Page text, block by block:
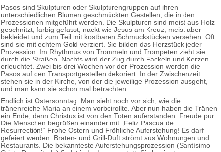
Pasos sind Skulpturen oder Skulpturengruppen auf ihren
unterschiedlichen Blumen geschmückten Gestellen, die in den
Prozessionen mitgeführt werden. Die Skulpturen sind meist aus Holz
geschnitzt, farbig gefasst, nackt wie Jesus am Kreuz, meist aber
bekleidet und zum Teil mit kostbaren Schmuckstücken versehen. Oft
sind sie mit echtem Gold verziert. Sie bilden das Herzstück jeder
Prozession. Im Rhythmus von Trommeln und Trompeten zieht sie
durch die Straßen. Nachts wird der Zug durch Fackeln und Kerzen
erleuchtet. Zwei bis drei Wochen vor der Prozession werden die
Pasos auf den Transportgestellen dekoriert. In der Zwischenzeit
stehen sie in der Kirche, von der die jeweilige Prozession ausgeht,
und man kann sie schon mal betrachten.
Endlich ist Ostersonntag. Man sieht noch vor sich, wie die
tränenreiche Maria an einem vorbeirollte. Aber nun haben die Tränen
ein Ende, denn Christus ist von den Toten auferstanden. Freude pur.
Die Menschen begrüßen einander mit „Feliz Pascua de
Resurrectión!“ Frohe Ostern und Fröhliche Auferstehung! Es darf
gefeiert werden. Braten- und Grill-Duft strömt aus Wohnungen und
Restaurants. Die bekannteste Auferstehungsprozession (Santísimo